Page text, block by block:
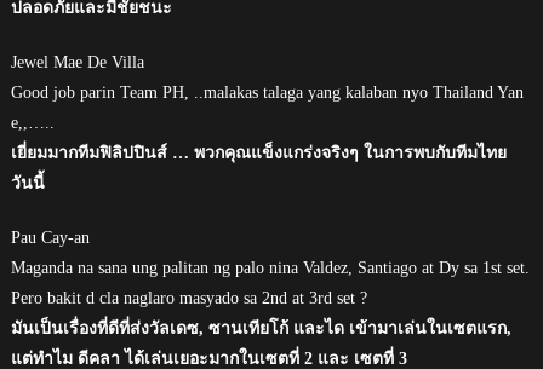
ปลอดภัยและมีชัยชนะ
Jewel Mae De Villa
Good job parin Team PH, ..malakas talaga yang kalaban nyo Thailand Yan
e,,…..
เยี่ยมมากทีมฟิลิปปินส์ … พวกคุณแข็งแกร่งจริงๆ ในการพบกับทีมไทย
วันนี้
Pau Cay-an
Maganda na sana ung palitan ng palo nina Valdez, Santiago at Dy sa 1st set.
Pero bakit d cla naglaro masyado sa 2nd at 3rd set ?
มันเป็นเรื่องที่ดีที่ส่งวัลเดซ, ซานเทียโก้ และได เข้ามาเล่นในเซตแรก,
แต่ทำไม ดีคลา ได้เล่นเยอะมากในเซตที่ 2 และ เซตที่ 3